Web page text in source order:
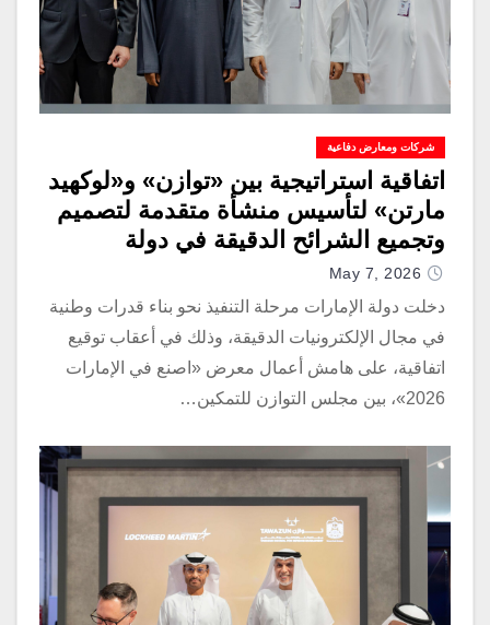
شركات ومعارض دفاعية
اتفاقية استراتيجية بين «توازن» و«لوكهيد
مارتن» لتأسيس منشأة متقدمة لتصميم
وتجميع الشرائح الدقيقة في دولة
الإمارات
May 7, 2026
دخلت دولة الإمارات مرحلة التنفيذ نحو بناء قدرات وطنية
في مجال الإلكترونيات الدقيقة، وذلك في أعقاب توقيع
اتفاقية، على هامش أعمال معرض «اصنع في الإمارات
2026»، بين مجلس التوازن للتمكين…